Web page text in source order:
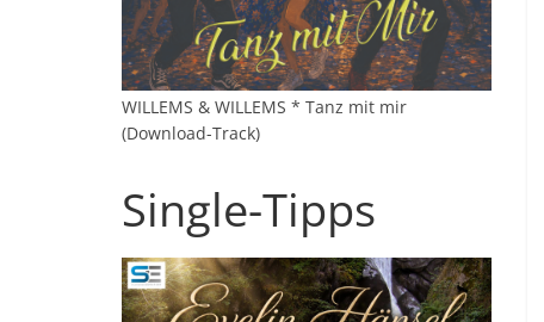
WILLEMS & WILLEMS * Tanz mit mir
(Download-Track)
Single-Tipps